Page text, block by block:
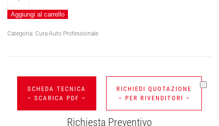
quantità
Aggiungi al carrello
Categoria: Cura Auto Professionale
SCHEDA TECNICA
– SCARICA PDF –
RICHIEDI QUOTAZIONE
– PER RIVENDITORI –
Richiesta Preventivo